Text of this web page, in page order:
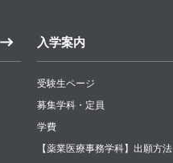
入学案内
受験生ページ
募集学科・定員
学費
【薬業医療事務学科】出願方法